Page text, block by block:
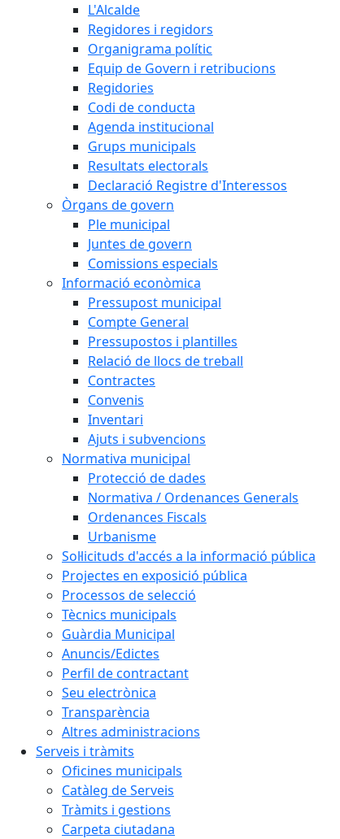
L'Alcalde
Regidores i regidors
Organigrama polític
Equip de Govern i retribucions
Regidories
Codi de conducta
Agenda institucional
Grups municipals
Resultats electorals
Declaració Registre d'Interessos
Òrgans de govern
Ple municipal
Juntes de govern
Comissions especials
Informació econòmica
Pressupost municipal
Compte General
Pressupostos i plantilles
Relació de llocs de treball
Contractes
Convenis
Inventari
Ajuts i subvencions
Normativa municipal
Protecció de dades
Normativa / Ordenances Generals
Ordenances Fiscals
Urbanisme
Sol·licituds d'accés a la informació pública
Projectes en exposició pública
Processos de selecció
Tècnics municipals
Guàrdia Municipal
Anuncis/Edictes
Perfil de contractant
Seu electrònica
Transparència
Altres administracions
Serveis i tràmits
Oficines municipals
Catàleg de Serveis
Tràmits i gestions
Carpeta ciutadana